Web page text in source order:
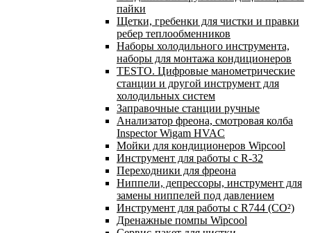
пайки
Щетки, гребенки для чистки и правки
ребер теплообменников
Наборы холодильного инструмента,
наборы для монтажа кондиционеров
TESTO. Цифровые манометрические
станции и другой инструмент для
холодильных систем
Заправочные станции ручные
Анализатор фреона, смотровая колба
Inspector Wigam HVAC
Мойки для кондиционеров Wipcool
Инструмент для работы с R-32
Переходники для фреона
Ниппели, депрессоры, инструмент для
замены ниппелей под давлением
Инструмент для работы с R744 (CO²)
Дренажные помпы Wipcool